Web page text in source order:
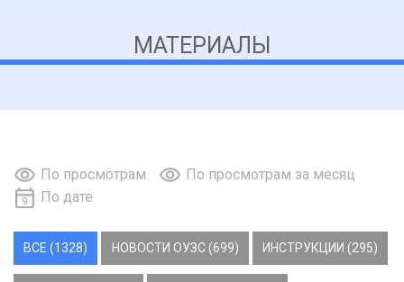
МАТЕРИАЛЫ
По просмотрам
По просмотрам за месяц
По дате
ВСЕ (1328) НОВОСТИ ОУЗС (699) ИНСТРУКЦИИ (295)